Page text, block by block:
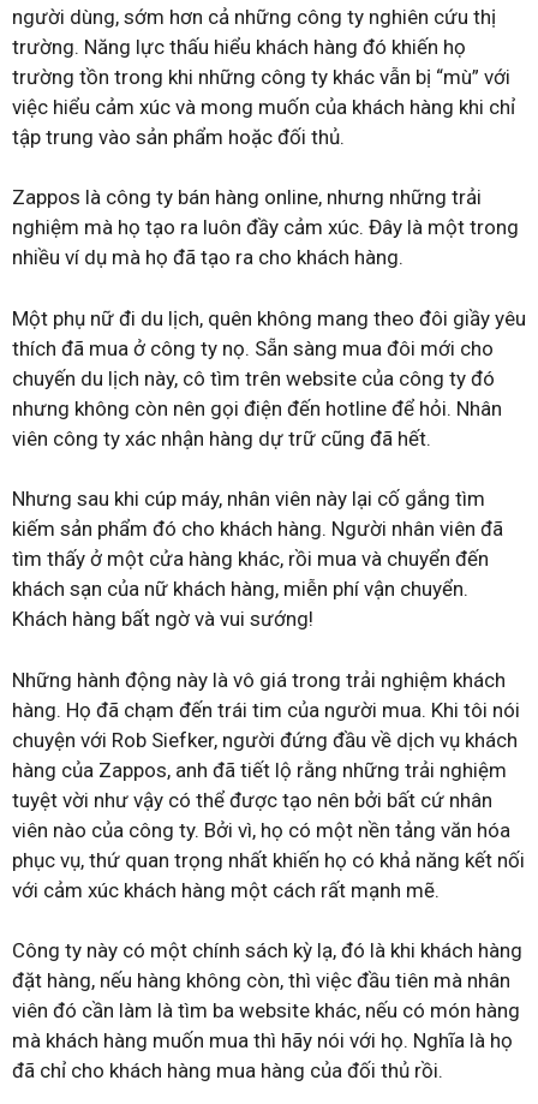
người dùng, sớm hơn cả những công ty nghiên cứu thị
trường. Năng lực thấu hiểu khách hàng đó khiến họ
trường tồn trong khi những công ty khác vẫn bị “mù” với
việc hiểu cảm xúc và mong muốn của khách hàng khi chỉ
tập trung vào sản phẩm hoặc đối thủ.
Zappos là công ty bán hàng online, nhưng những trải
nghiệm mà họ tạo ra luôn đầy cảm xúc. Đây là một trong
nhiều ví dụ mà họ đã tạo ra cho khách hàng.
Một phụ nữ đi du lịch, quên không mang theo đôi giầy yêu
thích đã mua ở công ty nọ. Sẵn sàng mua đôi mới cho
chuyến du lịch này, cô tìm trên website của công ty đó
nhưng không còn nên gọi điện đến hotline để hỏi. Nhân
viên công ty xác nhận hàng dự trữ cũng đã hết.
Nhưng sau khi cúp máy, nhân viên này lại cố gắng tìm
kiếm sản phẩm đó cho khách hàng. Người nhân viên đã
tìm thấy ở một cửa hàng khác, rồi mua và chuyển đến
khách sạn của nữ khách hàng, miễn phí vận chuyển.
Khách hàng bất ngờ và vui sướng!
Những hành động này là vô giá trong trải nghiệm khách
hàng. Họ đã chạm đến trái tim của người mua. Khi tôi nói
chuyện với Rob Siefker, người đứng đầu về dịch vụ khách
hàng của Zappos, anh đã tiết lộ rằng những trải nghiệm
tuyệt vời như vậy có thể được tạo nên bởi bất cứ nhân
viên nào của công ty. Bởi vì, họ có một nền tảng văn hóa
phục vụ, thứ quan trọng nhất khiến họ có khả năng kết nối
với cảm xúc khách hàng một cách rất mạnh mẽ.
Công ty này có một chính sách kỳ lạ, đó là khi khách hàng
đặt hàng, nếu hàng không còn, thì việc đầu tiên mà nhân
viên đó cần làm là tìm ba website khác, nếu có món hàng
mà khách hàng muốn mua thì hãy nói với họ. Nghĩa là họ
đã chỉ cho khách hàng mua hàng của đối thủ rồi.